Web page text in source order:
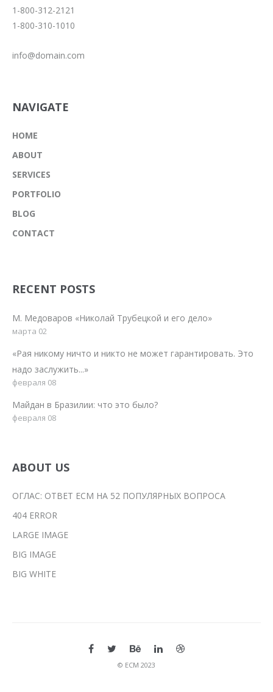
1-800-312-2121
1-800-310-1010
info@domain.com
NAVIGATE
HOME
ABOUT
SERVICES
PORTFOLIO
BLOG
CONTACT
RECENT POSTS
М. Медоваров «Николай Трубецкой и его дело»
марта 02
«Рая никому ничто и никто не может гарантировать. Это
надо заслужить...»
февраля 08
Майдан в Бразилии: что это было?
февраля 08
ABOUT US
ОГЛАС: ОТВЕТ ЕСМ НА 52 ПОПУЛЯРНЫХ ВОПРОСА
404 ERROR
LARGE IMAGE
BIG IMAGE
BIG WHITE
© ЕСМ 2023